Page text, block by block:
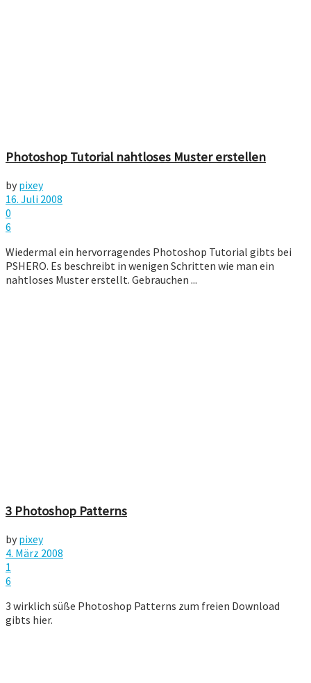
Photoshop Tutorial nahtloses Muster erstellen
by pixey
16. Juli 2008
0
6
Wiedermal ein hervorragendes Photoshop Tutorial gibts bei
PSHERO. Es beschreibt in wenigen Schritten wie man ein
nahtloses Muster erstellt. Gebrauchen ...
3 Photoshop Patterns
by pixey
4. März 2008
1
6
3 wirklich süße Photoshop Patterns zum freien Download
gibts hier.